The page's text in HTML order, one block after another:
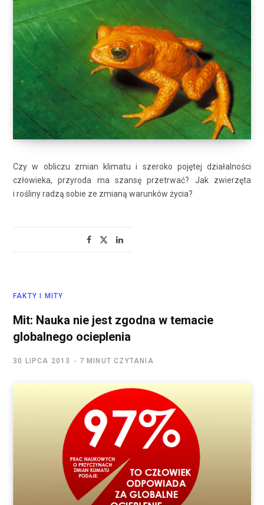
Czy w obliczu zmian klimatu i szeroko pojętej działalności
człowieka, przyroda ma szansę przetrwać? Jak zwierzęta
i rośliny radzą sobie ze zmianą warunków życia?
FAKTY I MITY
Mit: Nauka nie jest zgodna w temacie
globalnego ocieplenia
30 LIPCA 2013 7 MINUT CZYTANIA